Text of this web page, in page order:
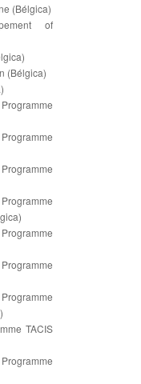
(Bélgica)
of
(Bélgica)
TACIS